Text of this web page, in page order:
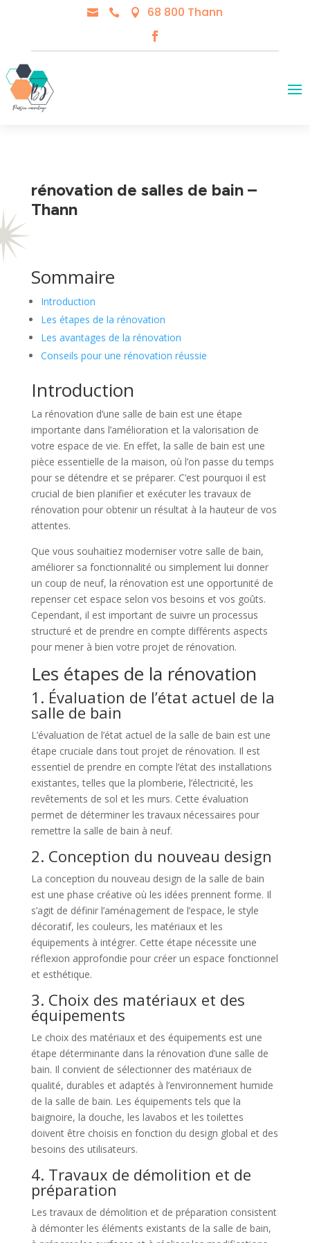
   68 800 Thann
rénovation de salles de bain –
Thann
Sommaire
Introduction
Les étapes de la rénovation
Les avantages de la rénovation
Conseils pour une rénovation réussie
Introduction
La rénovation d’une salle de bain est une étape
importante dans l’amélioration et la valorisation de
votre espace de vie. En effet, la salle de bain est une
pièce essentielle de la maison, où l’on passe du temps
pour se détendre et se préparer. C’est pourquoi il est
crucial de bien planifier et exécuter les travaux de
rénovation pour obtenir un résultat à la hauteur de vos
attentes.
Que vous souhaitiez moderniser votre salle de bain,
améliorer sa fonctionnalité ou simplement lui donner
un coup de neuf, la rénovation est une opportunité de
repenser cet espace selon vos besoins et vos goûts.
Cependant, il est important de suivre un processus
structuré et de prendre en compte différents aspects
pour mener à bien votre projet de rénovation.
Les étapes de la rénovation
1. Évaluation de l’état actuel de la
salle de bain
L’évaluation de l’état actuel de la salle de bain est une
étape cruciale dans tout projet de rénovation. Il est
essentiel de prendre en compte l’état des installations
existantes, telles que la plomberie, l’électricité, les
revêtements de sol et les murs. Cette évaluation
permet de déterminer les travaux nécessaires pour
remettre la salle de bain à neuf.
2. Conception du nouveau design
La conception du nouveau design de la salle de bain
est une phase créative où les idées prennent forme. Il
s’agit de définir l’aménagement de l’espace, le style
décoratif, les couleurs, les matériaux et les
équipements à intégrer. Cette étape nécessite une
réflexion approfondie pour créer un espace fonctionnel
et esthétique.
3. Choix des matériaux et des
équipements
Le choix des matériaux et des équipements est une
étape déterminante dans la rénovation d’une salle de
bain. Il convient de sélectionner des matériaux de
qualité, durables et adaptés à l’environnement humide
de la salle de bain. Les équipements tels que la
baignoire, la douche, les lavabos et les toilettes
doivent être choisis en fonction du design global et des
besoins des utilisateurs.
4. Travaux de démolition et de
préparation
Les travaux de démolition et de préparation consistent
à démonter les éléments existants de la salle de bain,